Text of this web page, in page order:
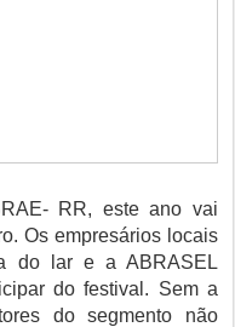
RR, este ano vai
Os empresários locais
do lar e a ABRASEL
do festival. Sem a
do segmento não